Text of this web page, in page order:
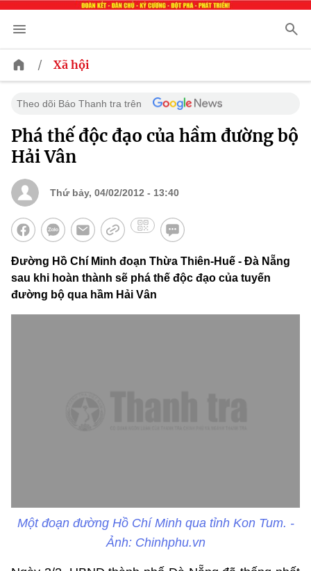
/ Xã hội
Theo dõi Báo Thanh tra trên
Phá thế độc đạo của hầm đường bộ
Hải Vân
Thứ bảy, 04/02/2012 - 13:40
Đường Hồ Chí Minh đoạn Thừa Thiên-Huế - Đà Nẵng
sau khi hoàn thành sẽ phá thế độc đạo của tuyến
đường bộ qua hầm Hải Vân
Một đoạn đường Hồ Chí Minh qua tỉnh Kon Tum. -
Ảnh: Chinhphu.vn